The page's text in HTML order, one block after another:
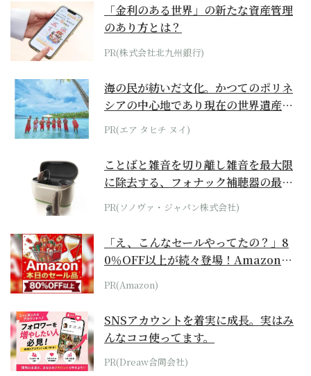
「金利のある世界」の新たな資産管理
のあり方とは？
PR(株式会社北九州銀行)
海の民が紡いだ文化。かつてのポリネ
シアの中心地であり現在の世界遺産か
らみえてくる...
PR(エア タヒチ ヌイ)
ことばと雑音を切り離し雑音を最大限
に除去する、フォナック補聴器の最上
位モデル
PR(ソノヴァ・ジャパン株式会社)
「え、こんなセールやってたの？」8
0％OFF以上が続々登場！Amazonの
本気が...
PR(Amazon)
SNSアカウントを着実に成長。実はみ
んなココ使ってます。
PR(Dreaw合同会社)